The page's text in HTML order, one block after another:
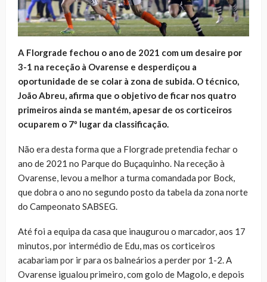
A Florgrade fechou o ano de 2021 com um desaire por
3-1 na receção à Ovarense e desperdiçou a
oportunidade de se colar à zona de subida. O técnico,
João Abreu, afirma que o objetivo de ficar nos quatro
primeiros ainda se mantém, apesar de os corticeiros
ocuparem o 7º lugar da classificação.
Não era desta forma que a Florgrade pretendia fechar o
ano de 2021 no Parque do Buçaquinho. Na receção à
Ovarense, levou a melhor a turma comandada por Bock,
que dobra o ano no segundo posto da tabela da zona norte
do Campeonato SABSEG.
Até foi a equipa da casa que inaugurou o marcador, aos 17
minutos, por intermédio de Edu, mas os corticeiros
acabariam por ir para os balneários a perder por 1-2. A
Ovarense igualou primeiro, com golo de Magolo, e depois